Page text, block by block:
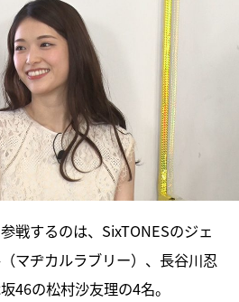
戦するのは、SixTONESのジェ
マヂカルラブリー）、長谷川忍
46の松村沙友理の4名。